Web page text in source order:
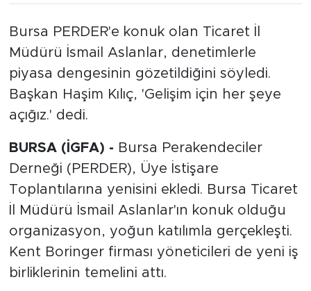
Bursa PERDER'e konuk olan Ticaret İl
Müdürü İsmail Aslanlar, denetimlerle
piyasa dengesinin gözetildiğini söyledi.
Başkan Haşim Kılıç, 'Gelişim için her şeye
açığız.' dedi.
BURSA (İGFA) - Bursa Perakendeciler
Derneği (PERDER), Üye İstişare
Toplantılarına yenisini ekledi. Bursa Ticaret
İl Müdürü İsmail Aslanlar'ın konuk olduğu
organizasyon, yoğun katılımla gerçekleşti.
Kent Boringer firması yöneticileri de yeni iş
birliklerinin temelini attı.